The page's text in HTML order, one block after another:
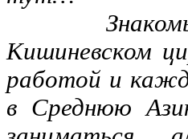
Знакомый
Кишиневском
работой и
в Среднюю